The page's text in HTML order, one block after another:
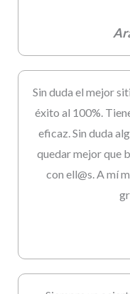
Sin duda el mejor
éxito al 100%.
eficaz. Sin duda
quedar mejor que
con ell@s. A mí